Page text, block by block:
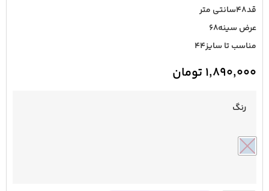
قد۴۸سانتی متر
عرض سینه۶۸
مناسب تا سایز۴۴
۱,۸۹۰,۰۰۰ تومان
رنگ